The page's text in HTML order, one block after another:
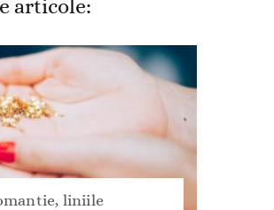
articole:
liniile